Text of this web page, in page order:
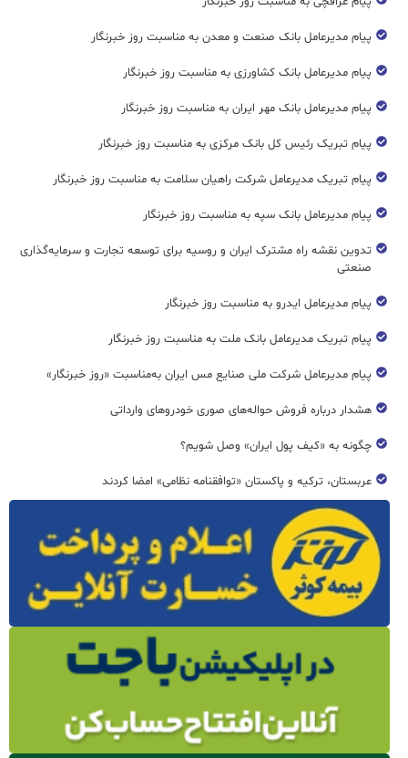
پیام مدیرعامل بانک صنعت و معدن به مناسبت روز خبرنگار
پیام مدیرعامل بانک کشاورزی به مناسبت روز خبرنگار
پیام مدیرعامل بانک مهر ایران به مناسبت روز خبرنگار
پیام تبریک رئیس کل بانک مرکزی به مناسبت روز خبرنگار
پیام تبریک مدیرعامل شرکت راهیان سلامت به مناسبت روز خبرنگار
پیام مدیرعامل بانک سپه به مناسبت روز خبرنگار
تدوین نقشه راه مشترک ایران و روسیه برای توسعه تجارت و سرمایه‌گذاری
صنعتی
پیام مدیرعامل ایدرو به مناسبت روز خبرنگار
پیام تبریک مدیرعامل بانک ملت به مناسبت روز خبرنگار
پیام مدیرعامل شرکت ملی صنایع مس ایران به‌مناسبت «روز خبرنگار»
هشدار درباره فروش حواله‌های صوری خودروهای وارداتی
چگونه به «کیف پول ایران» وصل شویم؟
عربستان، ترکیه و پاکستان «توافقنامه نظامی» امضا کردند